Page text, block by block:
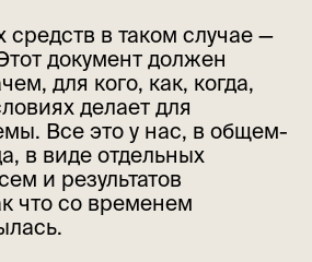
в таком случае —
документ должен
для кого, как, когда,
делает для
Все это у нас, в общем-
в виде отдельных
и результатов
что со временем